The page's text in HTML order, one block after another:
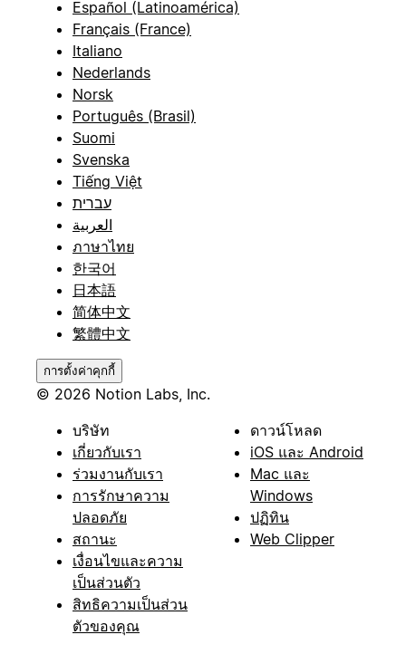
Español (Latinoamérica)
Français (France)
Italiano
Nederlands
Norsk
Português (Brasil)
Suomi
Svenska
Tiếng Việt
עברית
العربية
ภาษาไทย
한국어
日本語
简体中文
繁體中文
การตั้งค่าคุกกี้
© 2026 Notion Labs, Inc.
บริษัท
เกี่ยวกับเรา
ร่วมงานกับเรา
การรักษาความ
ปลอดภัย
สถานะ
เงื่อนไขและความ
เป็นส่วนตัว
สิทธิความเป็นส่วน
ตัวของคุณ
ดาวน์โหลด
iOS และ Android
Mac และ
Windows
ปฏิทิน
Web Clipper